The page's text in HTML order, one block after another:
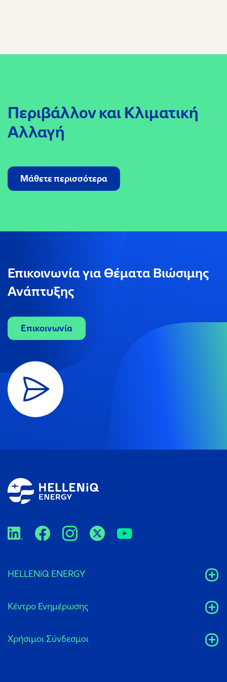
Περιβάλλον και Κλιματική
Αλλαγή
Μάθετε περισσότερα
Επικοινωνία για Θέματα Βιώσιμης
Ανάπτυξης
Επικοινωνία
HELLENiQ ENERGY
Κέντρο Ενημέρωσης
Xρήσιμοι Σύνδεσμοι